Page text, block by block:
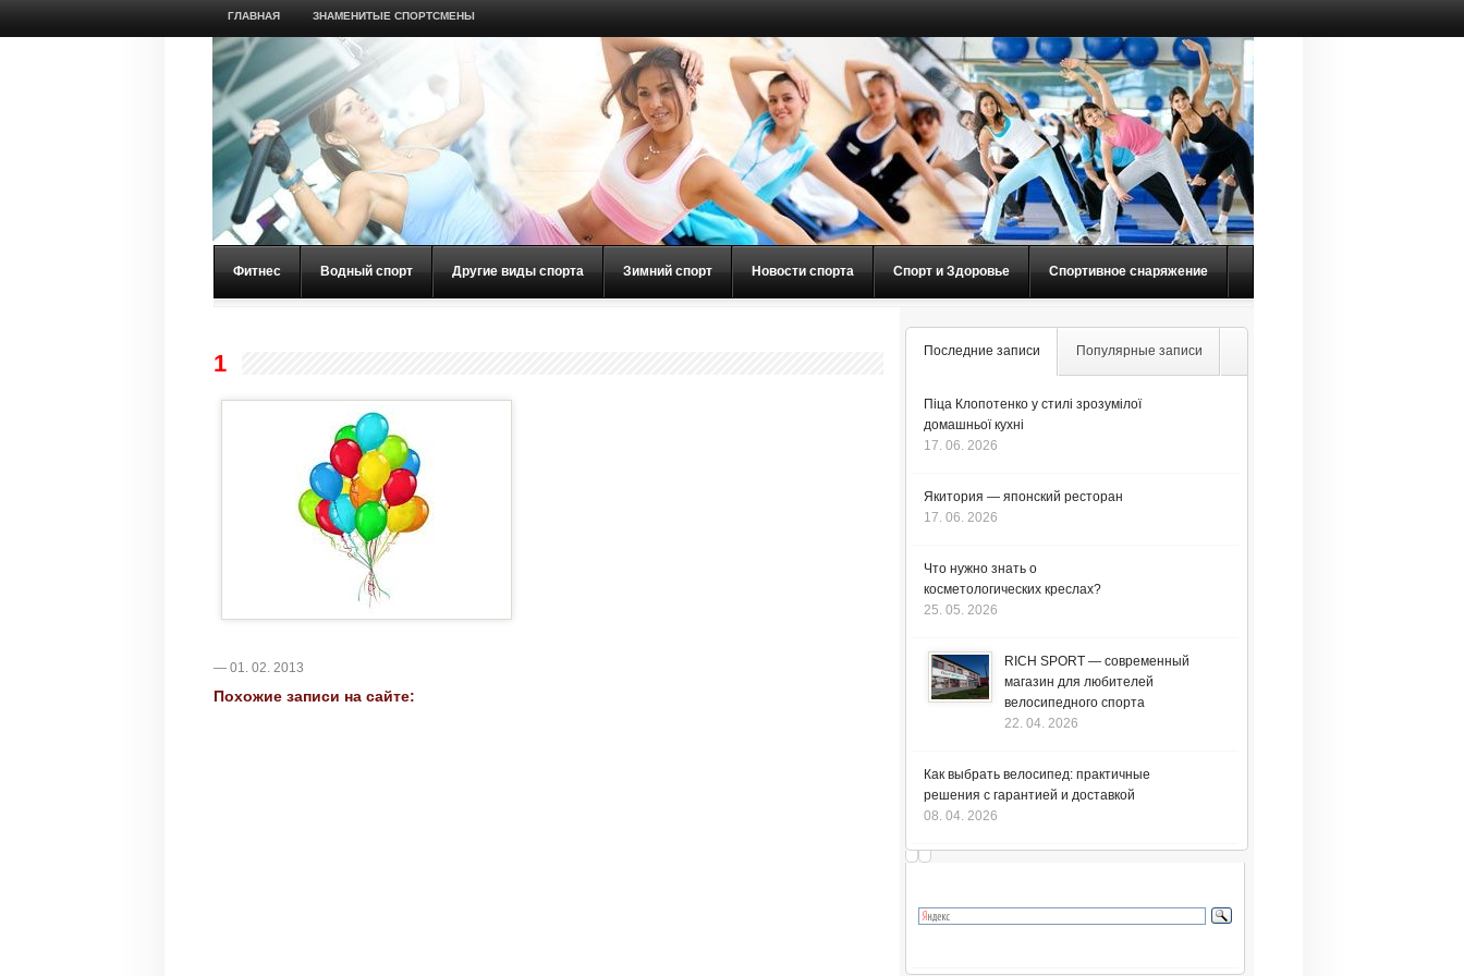
ГЛАВНАЯ ЗНАМЕНИТЫЕ СПОРТСМЕНЫ
Фитнес Водный спорт Другие виды спорта Зимний спорт Новости спорта Спорт и Здоровье Спортивное снаряжение
1
— 01. 02. 2013
Похожие записи на сайте:
Последние записи Популярные записи
Піца Клопотенко у стилі зрозумілої
домашньої кухні
17. 06. 2026
Якитория — японский ресторан
17. 06. 2026
Что нужно знать о
косметологических креслах?
25. 05. 2026
RICH SPORT — современный
магазин для любителей
велосипедного спорта
22. 04. 2026
Как выбрать велосипед: практичные
решения с гарантией и доставкой
08. 04. 2026